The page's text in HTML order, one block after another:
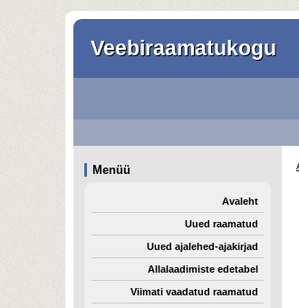
Veebiraamatukogu
Menüü
Avaleht
Uued raamatud
Uued ajalehed-ajakirjad
Allalaadimiste edetabel
Viimati vaadatud raamatud